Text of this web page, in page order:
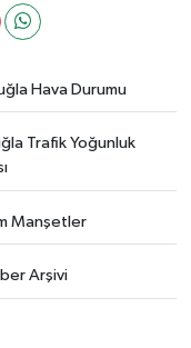
Hava Durumu
Trafik Yoğunluk
Manşetler
Arşivi